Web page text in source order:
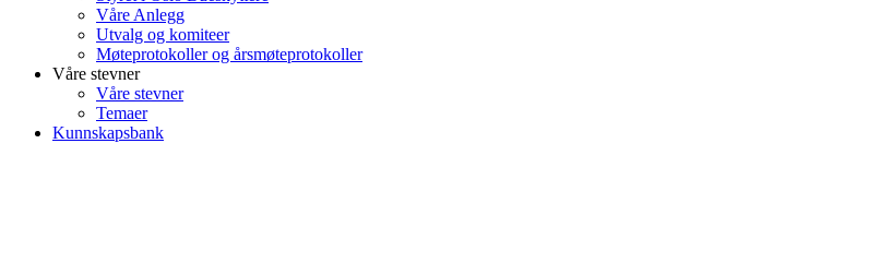
Våre Anlegg
Utvalg og komiteer
Møteprotokoller og årsmøteprotokoller
Våre stevner
Våre stevner
Temaer
Kunnskapsbank